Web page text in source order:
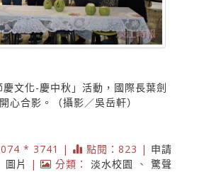
文化-慶中秋」活動，國際長葉劍
心合影。（攝影／吳岳軒）
* 3741 | 點閱：823 | 申請
圖片
| 分類： 淡水校園 、 驚聲